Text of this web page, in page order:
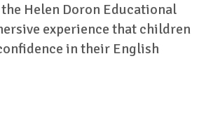
Helen Doron Educational
experience that children
in their English